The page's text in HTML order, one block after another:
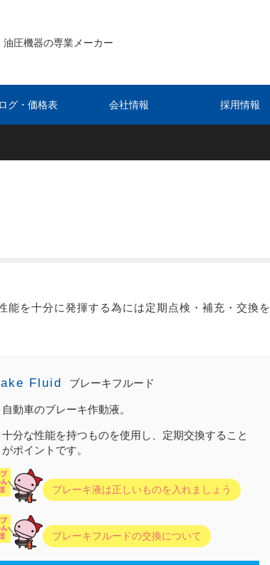
圧機器の専業メーカー
グ・価格表 会社情報 採用情報
能を十分に発揮する為には定期点検・補充・交換を
Fluid ブレーキフルード
自動車のブレーキ作動液。
十分な性能を持つものを使用し、定期交換すること
がポイントです。
ブレーキ液は正しいものを入れましょう
ブレーキフルードの交換について